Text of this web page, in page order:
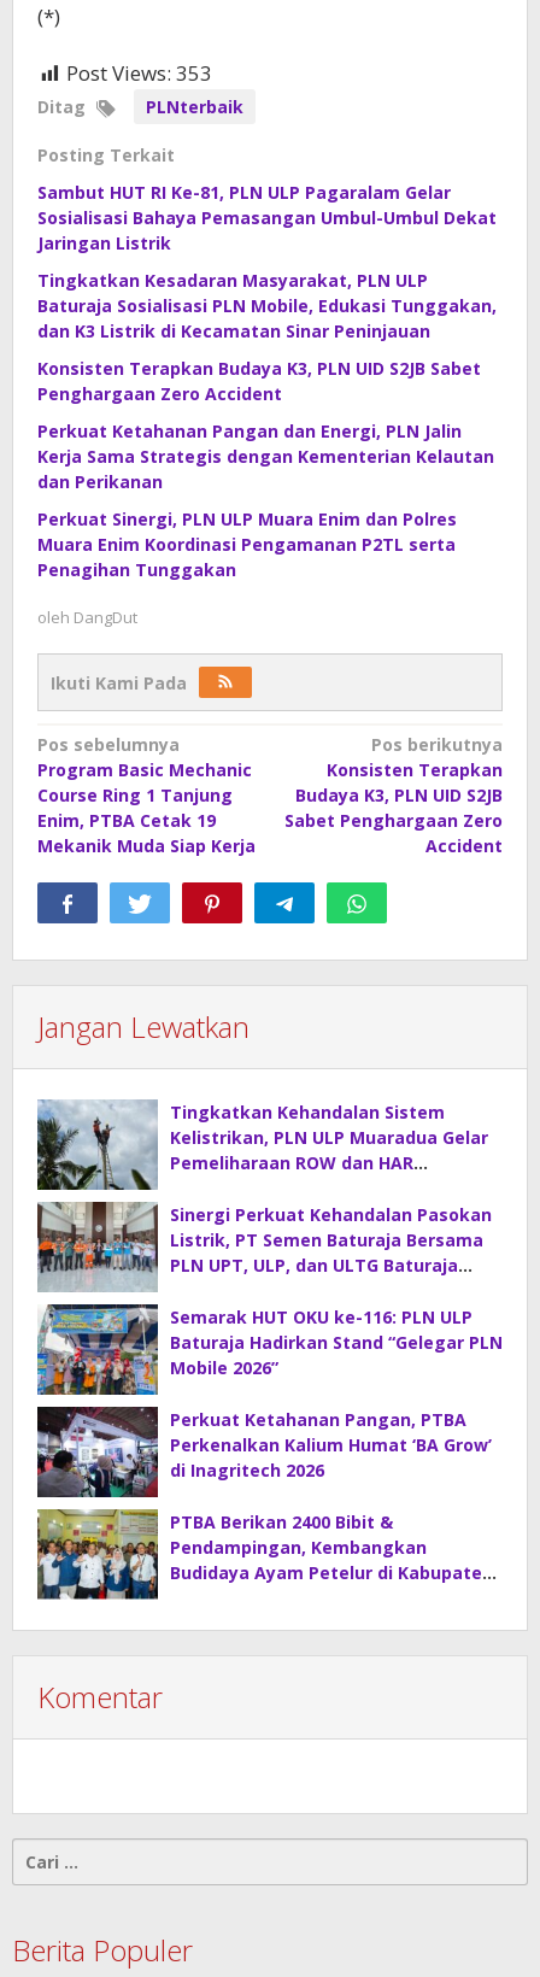
(*)
Post Views: 353
Ditag PLNterbaik
Posting Terkait
Sambut HUT RI Ke-81, PLN ULP Pagaralam Gelar
Sosialisasi Bahaya Pemasangan Umbul-Umbul Dekat
Jaringan Listrik
Tingkatkan Kesadaran Masyarakat, PLN ULP
Baturaja Sosialisasi PLN Mobile, Edukasi Tunggakan,
dan K3 Listrik di Kecamatan Sinar Peninjauan
Konsisten Terapkan Budaya K3, PLN UID S2JB Sabet
Penghargaan Zero Accident
Perkuat Ketahanan Pangan dan Energi, PLN Jalin
Kerja Sama Strategis dengan Kementerian Kelautan
dan Perikanan
Perkuat Sinergi, PLN ULP Muara Enim dan Polres
Muara Enim Koordinasi Pengamanan P2TL serta
Penagihan Tunggakan
oleh DangDut
Ikuti Kami Pada
Navigasi
pos
Pos sebelumnya
Program Basic Mechanic
Course Ring 1 Tanjung
Enim, PTBA Cetak 19
Mekanik Muda Siap Kerja
Pos berikutnya
Konsisten Terapkan
Budaya K3, PLN UID S2JB
Sabet Penghargaan Zero
Accident
Jangan Lewatkan
Tingkatkan Kehandalan Sistem
Kelistrikan, PLN ULP Muaradua Gelar
Pemeliharaan ROW dan HAR
Sinergi Perkuat Kehandalan Pasokan
Listrik, PT Semen Baturaja Bersama
PLN UPT, ULP, dan ULTG Baturaja
Semarak HUT OKU ke-116: PLN ULP
Baturaja Hadirkan Stand “Gelegar PLN
Mobile 2026”
Perkuat Ketahanan Pangan, PTBA
Perkenalkan Kalium Humat ‘BA Grow’
di Inagritech 2026
PTBA Berikan 2400 Bibit &
Pendampingan, Kembangkan
Budidaya Ayam Petelur di Kabupaten
Komentar
Cari
Berita Populer